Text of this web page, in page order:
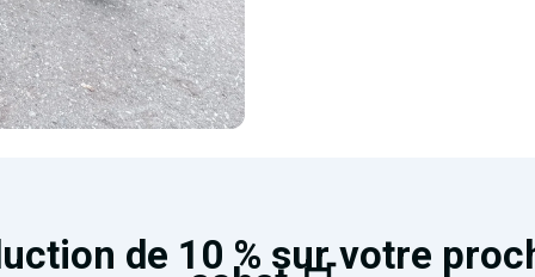
de 10 % sur votre